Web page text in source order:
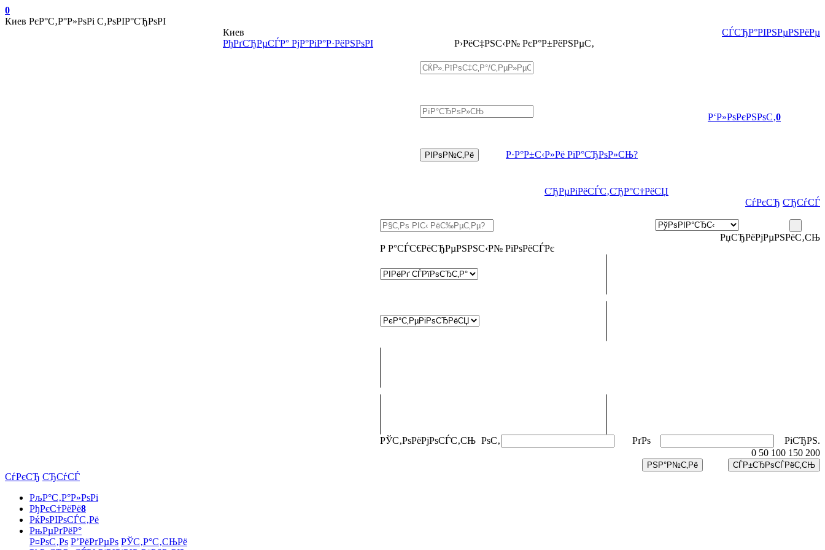
0
Киев РєР°С‚Р°Р»РѕРі С‚РѕРІР°СЂРѕРІ
Киев
РђРґСЂРµСЃР° РјР°РіР°Р·РёРЅРѕРІ
СЃСЂР°РІРЅРµРЅРёРµ
Р›РёС‡РЅС‹Р№ РєР°Р±РёРЅРµС‚
Р·Р°Р±С‹Р»Рё РїР°СЂРѕР»СЊ?
СЂРµРіРёСЃС‚СЂР°С†РёСЏ
Р‘Р»РѕРєРЅРѕС‚0
СѓРєСЂ СЂСѓСЃ
РџСЂРёРјРµРЅРёС‚СЊ
Р Р°СЃС€РёСЂРµРЅРЅС‹Р№ РїРѕРёСЃРє
РЎС‚РѕРёРјРѕСЃС‚СЊ РѕС‚ РґРѕ
РіСЂРЅ.
0 50 100 150 200
СѓРєСЂ СЂСѓСЃ
РљР°С‚Р°Р»РѕРі
РђРєС†РёРё8
РќРѕРІРѕСЃС‚Рё
РњРµРґРёР°
Р¤РѕС‚Рѕ Р’РёРґРµРѕ РЎС‚Р°С‚СЊРё